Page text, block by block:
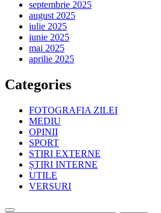
septembrie 2025
august 2025
iulie 2025
iunie 2025
mai 2025
aprilie 2025
Categories
FOTOGRAFIA ZILEI
MEDIU
OPINII
SPORT
STIRI EXTERNE
ȘTIRI INTERNE
UTILE
VERSURI